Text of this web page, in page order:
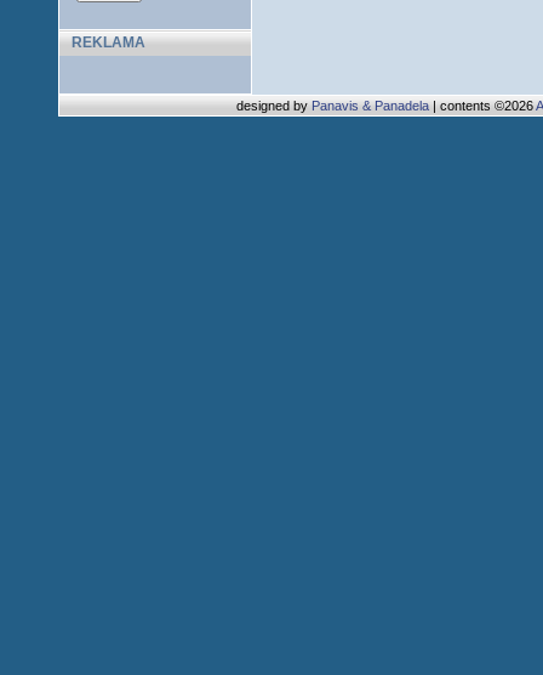
REKLAMA
designed byPanavis & Panadela| contents ©2026